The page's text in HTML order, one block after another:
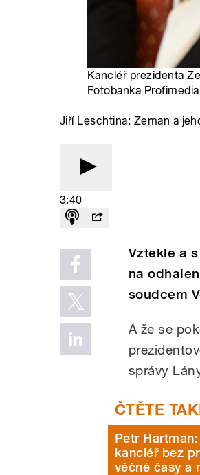
Kancléř prezidenta
Fotobanka Profimedia
Jiří Leschtina: Zeman a
3:40
Vztekle a
na
soudcem
A že se
správy
Petr
kancléř bez
věčné časy a